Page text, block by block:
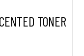
TONER